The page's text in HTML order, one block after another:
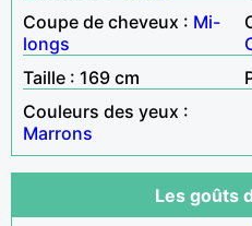
Coupe de cheveux : Mi-
longs
Taille : 169 cm
Couleurs des yeux :
Marrons
Les goûts